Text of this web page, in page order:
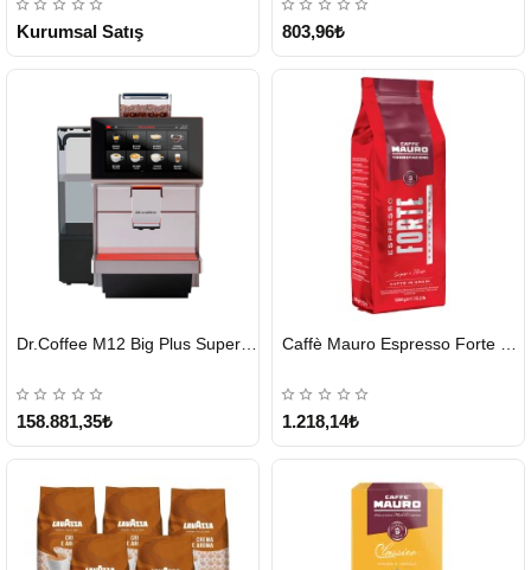
Kurumsal Satış 803,96₺
GÖNDERİ
158.881,35₺
GÖNDERİ
1.218,14₺